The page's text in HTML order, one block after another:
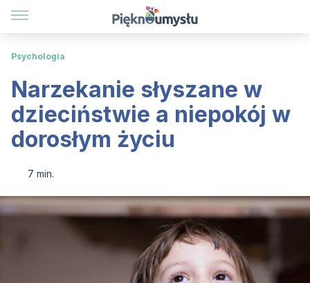
Psychologia
Narzekanie słyszane w
dzieciństwie a niepokój w
dorosłym życiu
7 min.